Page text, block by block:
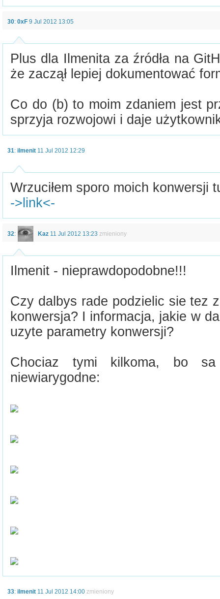
30: 0xF 9 Jul 2012 13:05
Plus dla Ilmenita za źródła na
że zaczął lepiej dokumentować
Co do (b) to moim zdaniem jest
sprzyja rozwojowi i daje
31: ilmenit 11 Jul 2012 12:29
Wrzuciłem sporo moich konwersji
->link<-
32: Kaz 11 Jul 2012 13:23 zmieniony
Ilmenit - nieprawdopodobne!!!
Czy dalbys rade podzielic sie tez
konwersja? I informacja, jakie w
uzyte parametry konwersji?
Chociaz tymi kilkoma, bo sa
niewiarygodne:
33: ilmenit 11 Jul 2012 14:00 zmieniony